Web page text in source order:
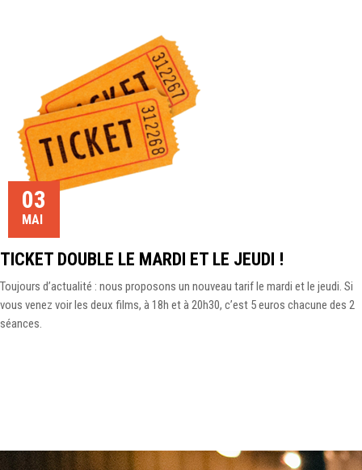
03
MAI
TICKET DOUBLE LE MARDI ET LE JEUDI !
Toujours d’actualité : nous proposons un nouveau tarif le mardi et le jeudi. Si
vous venez voir les deux films, à 18h et à 20h30, c’est 5 euros chacune des 2
séances.